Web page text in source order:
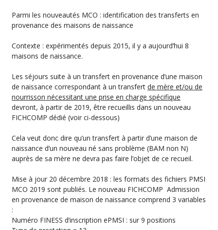
Parmi les nouveautés MCO : identification des transferts en
provenance des maisons de naissance
Contexte : expérimentés depuis 2015, il y a aujourd’hui 8
maisons de naissance.
Les séjours suite à un transfert en provenance d’une maison
de naissance correspondant à un transfert de mère et/ou de
nourrisson nécessitant une prise en charge spécifique
devront, à partir de 2019, être recueillis dans un nouveau
FICHCOMP dédié (voir ci-dessous)
Cela veut donc dire qu’un transfert à partir d’une maison de
naissance d’un nouveau né sans problème (BAM non N)
auprès de sa mère ne devra pas faire l’objet de ce recueil.
Mise à jour 20 décembre 2018 : les formats des fichiers PMSI
MCO 2019 sont publiés. Le nouveau FICHCOMP Admission
en provenance de maison de naissance comprend 3 variables
:
Numéro FINESS d’inscription ePMSI : sur 9 positions